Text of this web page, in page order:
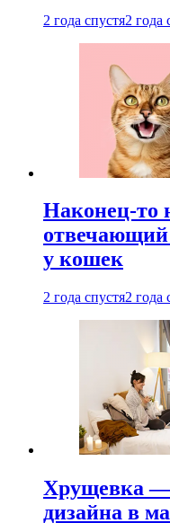
2 года спустя2 года
Наконец-то
у кошек
2 года спустя2 года
Хрущевка —
дизайна в